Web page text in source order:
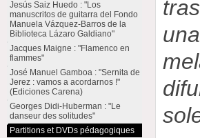
Jesús Saiz Huedo : "Los
manuscritos de guitarra del Fondo
Manuela Vázquez-Barros de la
Biblioteca Lázaro Galdiano"
Jacques Maigne : "Flamenco en
flammes"
José Manuel Gamboa : "Sernita de
Jerez : vamos a acordarnos !"
(Ediciones Carena)
Georges Didi-Huberman : "Le
danseur des solitudes"
Partitions et DVDs pédagogiques